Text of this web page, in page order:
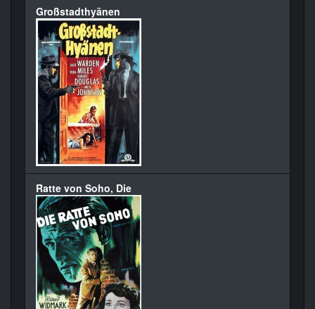
Großstadthyänen
Ratte von Soho, Die